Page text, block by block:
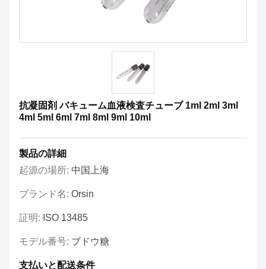
抗凝固剤 バキューム血液検査チューブ 1ml 2ml 3ml
4ml 5ml 6ml 7ml 8ml 9ml 10ml
製品の詳細
起源の場所: 中国上海
ブランド名: Orsin
証明: ISO 13485
モデル番号: ブドウ糖
支払いと配送条件